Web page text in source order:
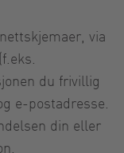
via
du frivillig
e-postadresse.
din eller